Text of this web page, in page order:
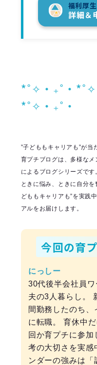
福利厚
詳細＆
*˚✧︎‧₊˚‧
”子どももキャリアも”が
育プチブログは、多様なメ
によるブログシリーズです
ときに悩み、ときに自分
どももキャリアも”を実践
アルをお届けします。
今回の育
にっしー
30代後半会社員
夫の3人暮らし。
間勤務したのち
に転職。 育休中
回か育プチに参
考の大切さを実感
ンダーの強みは「